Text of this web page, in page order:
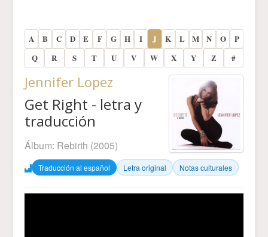
A B C D E F G H I J K L M N O
P
Q
R S T U V W X Y Z #
Jennifer Lopez
Get Right - letra y
traducción
Álbum: Rebirth (2005)
Traducción al español Letra original Notas culturales